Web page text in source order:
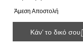
Άμεση Αποστολή
Κάν’ το δικό σου